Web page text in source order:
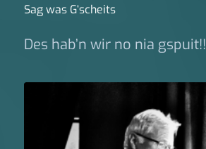
Sag was G‘scheits
Des hab’n wir no nia gspuit!!